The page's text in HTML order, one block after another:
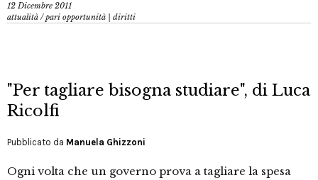
12 Dicembre 2011
attualità /pari opportunità | diritti
"Per tagliare bisogna studiare", di Luca
Ricolfi
Pubblicato da Manuela Ghizzoni
Ogni volta che un governo prova a tagliare la spesa